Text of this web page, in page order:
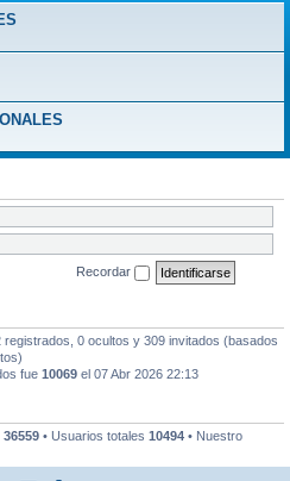
Recordar
0 ocultos y 309 invitados (basados
fue 10069 el 07 Abr 2026 22:13
36559 • Usuarios totales 10494 • Nuestro